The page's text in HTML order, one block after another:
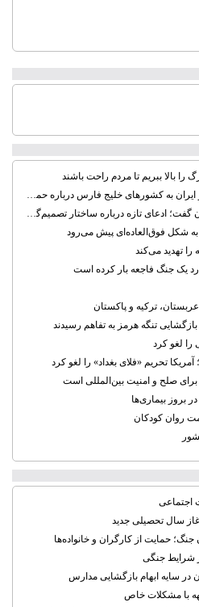
را بالا ببریم تا مردم راحت باشند
گزارش رویترز از پیام هشدارآمیز ایران به کشورهای خلیج فارس درباره حمله آمریکا
ونس از مذاکرات «پیچیده» با ایران گفت؛ ادعای تازه درباره ساختار تصمیم‌گیری در تهران
به شکل فوق‌العاده‌ای پیش می‌رود
را تهدید می‌کند
یک جنگ فاجعه بار کرده است
ترکیه و پاکستان
تنگه هرمز به تفاهم رسیدند
را لغو کرد
آمریکا تحریم «فلای بغداد» را لغو کرد
صلح و امنیت بین‌المللی است
بروز بیماری‌ها
روان کودکان
اجتماعی
سال تحصیلی جدید
حمایت از کارگران و خانواده‌ها
شرایط جنگی
در سایه ابهام بازگشایی مدارس
با مشکلات خاص